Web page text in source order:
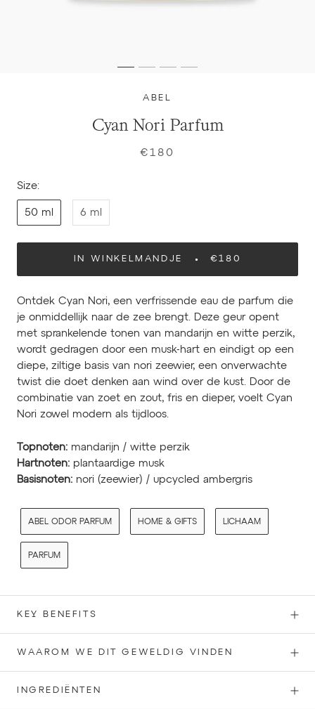
ABEL
Cyan Nori Parfum
€180
Size:
50 ml 6 ml
IN WINKELMANDJE €180
Ontdek Cyan Nori, een verfrissende eau de parfum die
je onmiddellijk naar de zee brengt. Deze geur opent
met sprankelende tonen van mandarijn en witte perzik,
wordt gedragen door een musk-hart en eindigt op een
diepe, ziltige basis van nori zeewier, een onverwachte
twist die doet denken aan wind over de kust. Door de
combinatie van zoet en zout, fris en dieper, voelt Cyan
Nori zowel modern als tijdloos.
Topnoten: mandarijn / witte perzik
Hartnoten: plantaardige musk
Basisnoten: nori (zeewier) / upcycled ambergris
ABEL ODOR PARFUM HOME & GIFTS LICHAAM
PARFUM
KEY BENEFITS
WAAROM WE DIT GEWELDIG VINDEN
INGREDIËNTEN